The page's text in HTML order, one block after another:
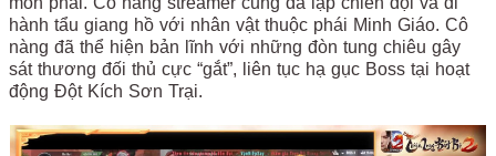
hành tẩu giang hồ với nhân vật thuộc phái Minh Giáo. Cô
nàng đã thể hiện bản lĩnh với những đòn tung chiêu gây
sát thương đối thủ cực “gắt”, liên tục hạ gục Boss tại hoạt
động Đột Kích Sơn Trại.